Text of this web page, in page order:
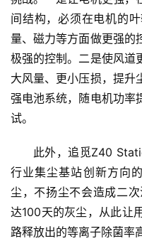
科
技
快
讯
纪
数
说
新
间结构，必须在电机的
量、磁力等方面做更强的
极强的控制。二是使风道
大风量、更小压损，提升
强电池系统，随电机功率
试。
此外，追觅Z40
行业集尘基站创新方向
尘，不扬尘不会造成二
达100天的灰尘，从此让
路释放出的等离子除菌率